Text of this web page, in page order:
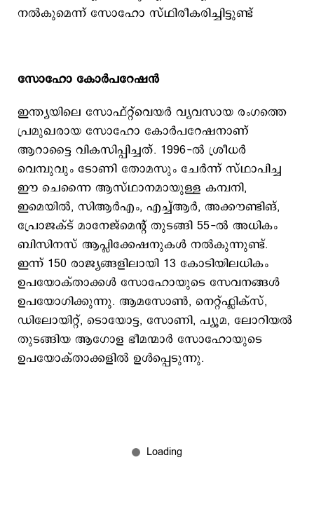
നൽകുമെന്ന് സോഹോ സ്ഥിരീകരിച്ചിട്ടുണ്ട്
സോഹോ കോര്‍പറേഷന്‍
ഇന്ത്യയിലെ സോഫ്റ്റ്‌വെയർ വ്യവസായ രംഗത്തെ
പ്രമുഖരായ സോഹോ കോർപറേഷനാണ്
ആറാട്ടൈ വികസിപ്പിച്ചത്. 1996-ൽ ശ്രീധർ
വെമ്പുവും ടോണി തോമസും ചേർന്ന് സ്ഥാപിച്ച
ഈ ചെന്നൈ ആസ്ഥാനമായുള്ള കമ്പനി,
ഇമെയിൽ, സിആർഎം, എച്ച്ആർ, അക്കൗണ്ടിങ്,
പ്രോജക്ട് മാനേജ്മെന്റ് തുടങ്ങി 55-ൽ അധികം
ബിസിനസ് ആപ്ലിക്കേഷനുകൾ നൽകുന്നുണ്ട്.
ഇന്ന് 150 രാജ്യങ്ങളിലായി 13 കോടിയിലധികം
ഉപയോക്താക്കൾ സോഹോയുടെ സേവനങ്ങൾ
ഉപയോഗിക്കുന്നു. ആമസോൺ, നെറ്റ്ഫ്ലിക്സ്,
ഡിലോയിറ്റ്, ടൊയോട്ട, സോണി, പ്യൂമ, ലോറിയൽ
തുടങ്ങിയ ആഗോള ഭീമന്മാർ സോഹോയുടെ
ഉപയോക്താക്കളിൽ ഉൾപ്പെടുന്നു.